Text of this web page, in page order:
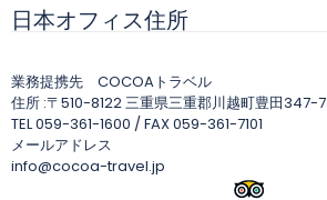
日本オフィス住所
業務提携先 COCOAトラベル
住所 :〒510-8122 三重県三重郡川越町豊田347-7
TEL 059-361-1600 / FAX 059-361-7101
メールアドレス
info@cocoa-travel.jp